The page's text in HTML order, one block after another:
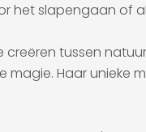
het slapengaan of
tussen
Haar unieke